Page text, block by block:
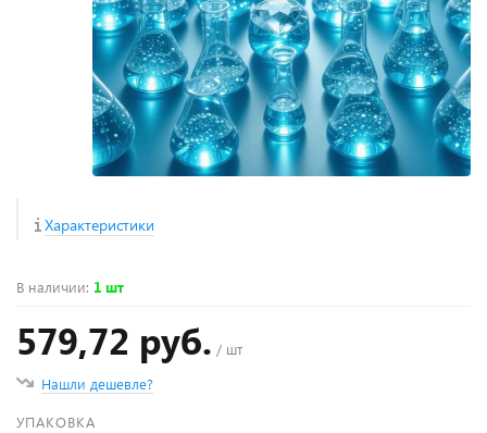
Характеристики
В наличии: 1 шт
579,72 руб. / шт
Нашли дешевле?
УПАКОВКА